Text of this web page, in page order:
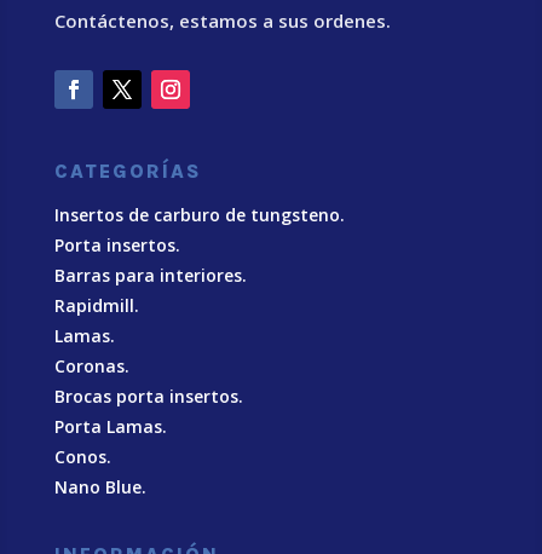
Contáctenos, estamos a sus ordenes.
CATEGORÍAS
Insertos de carburo de tungsteno.
Porta insertos.
Barras para interiores.
Rapidmill.
Lamas.
Coronas.
Brocas porta insertos.
Porta Lamas.
Conos.
Nano Blue.